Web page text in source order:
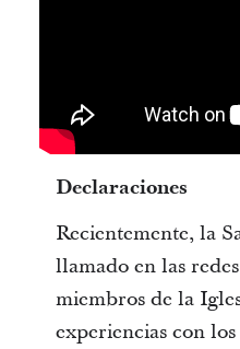
Declaraciones
Recientemente, la
llamado en las
miembros de la
experiencias con